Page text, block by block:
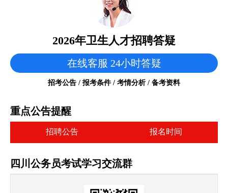
2026年卫生人才招聘答疑
在线客服 24小时答疑
招考公告 / 报考条件 / 考情分析 / 备考资料
重点公告提醒
招聘公告 报名时间
四川公务员考试学习交流群